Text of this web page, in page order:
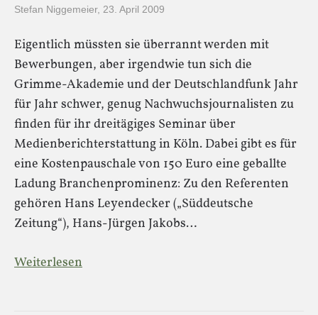
Stefan Niggemeier, 23. April 2009
Eigentlich müssten sie überrannt werden mit
Bewerbungen, aber irgendwie tun sich die
Grimme-Akademie und der Deutschlandfunk Jahr
für Jahr schwer, genug Nachwuchsjournalisten zu
finden für ihr dreitägiges Seminar über
Medienberichterstattung in Köln. Dabei gibt es für
eine Kostenpauschale von 150 Euro eine geballte
Ladung Branchenprominenz: Zu den Referenten
gehören Hans Leyendecker („Süddeutsche
Zeitung“), Hans-Jürgen Jakobs…
Weiterlesen